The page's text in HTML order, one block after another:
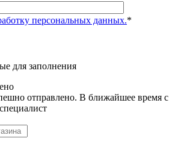
персональных данных.*
для заполнения
отправлено. В ближайшее время с